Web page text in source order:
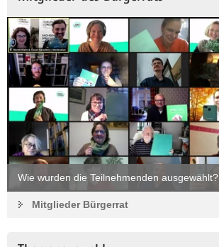
Wie wurden die Teilnehmenden ausgewählt?
Mitglieder Bürgerrat